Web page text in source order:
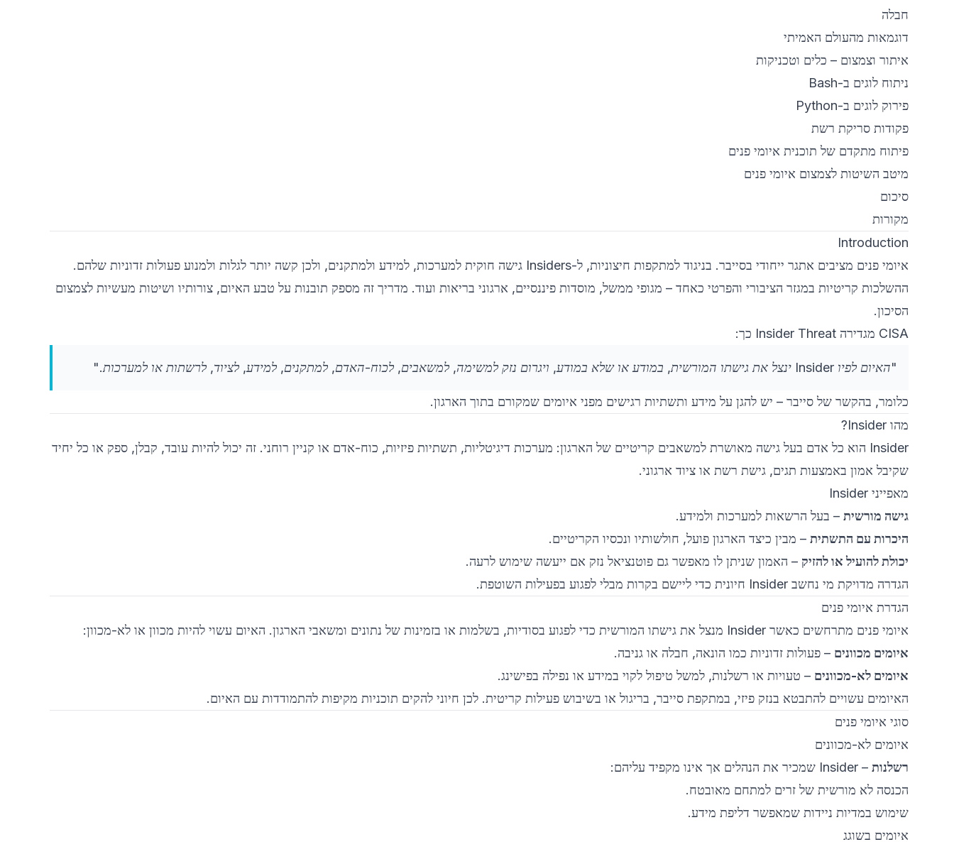
חבלה
דוגמאות מהעולם האמיתי
איתור וצמצום – כלים וטכניקות
ניתוח לוגים ב-Bash
פירוק לוגים ב-Python
פקודות סריקת רשת
פיתוח מתקדם של תוכנית איומי פנים
מיטב השיטות לצמצום איומי פנים
סיכום
מקורות
Introduction
איומי פנים מציבים אתגר ייחודי בסייבר. בניגוד למתקפות חיצוניות, ל-Insiders גישה חוקית למערכות, למידע ולמתקנים, ולכן קשה יותר לגלות ולמנוע פעולות זדוניות שלהם.
ההשלכות קריטיות במגזר הציבורי והפרטי כאחד – מגופי ממשל, מוסדות פיננסיים, ארגוני בריאות ועוד. מדריך זה מספק תובנות על טבע האיום, צורותיו ושיטות מעשיות לצמצום
הסיכון.
CISA מגדירה Insider Threat כך:
"האיום לפיו Insider ינצל את גישתו המורשית, במודע או שלא במודע, ויגרום נזק למשימה, למשאבים, לכוח-האדם, למתקנים, למידע, לציוד, לרשתות או למערכות."
כלומר, בהקשר של סייבר – יש להגן על מידע ותשתיות רגישים מפני איומים שמקורם בתוך הארגון.
מהו Insider?
Insider הוא כל אדם בעל גישה מאושרת למשאבים קריטיים של הארגון: מערכות דיגיטליות, תשתיות פיזיות, כוח-אדם או קניין רוחני. זה יכול להיות עובד, קבלן, ספק או כל יחיד
שקיבל אמון באמצעות תגים, גישת רשת או ציוד ארגוני.
מאפייני Insider
גישה מורשית– בעל הרשאות למערכות ולמידע.
היכרות עם התשתית– מבין כיצד הארגון פועל, חולשותיו ונכסיו הקריטיים.
יכולת להועיל או להזיק– האמון שניתן לו מאפשר גם פוטנציאל נזק אם ייעשה שימוש לרעה.
הגדרה מדויקת מי נחשב Insider חיונית כדי ליישם בקרות מבלי לפגוע בפעילות השוטפת.
הגדרת איומי פנים
איומי פנים מתרחשים כאשר Insider מנצל את גישתו המורשית כדי לפגוע בסודיות, בשלמות או בזמינות של נתונים ומשאבי הארגון. האיום עשוי להיות מכוון או לא-מכוון:
איומים מכוונים– פעולות זדוניות כמו הונאה, חבלה או גניבה.
איומים לא-מכוונים– טעויות או רשלנות, למשל טיפול לקוי במידע או נפילה בפישינג.
האיומים עשויים להתבטא בנזק פיזי, במתקפת סייבר, בריגול או בשיבוש פעילות קריטית. לכן חיוני להקים תוכניות מקיפות להתמודדות עם האיום.
סוגי איומי פנים
איומים לא-מכוונים
רשלנות– Insider שמכיר את הנהלים אך אינו מקפיד עליהם:
הכנסה לא מורשית של זרים למתחם מאובטח.
שימוש במדיות ניידות שמאפשר דליפת מידע.
איומים בשוגג